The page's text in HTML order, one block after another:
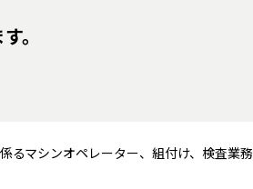
。
るマシンオペレーター、組付け、検査業務